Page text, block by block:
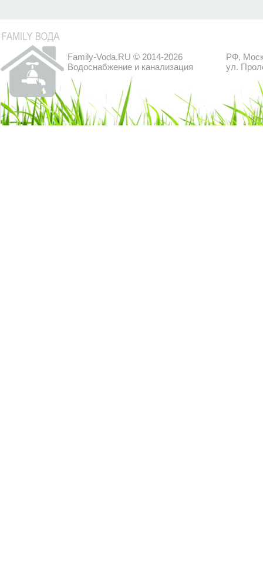
Family-Voda.RU © 2014-2026
Водоснабжение и канализация
РФ,
ул.